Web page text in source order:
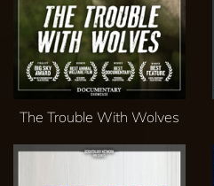
The Trouble With Wolves